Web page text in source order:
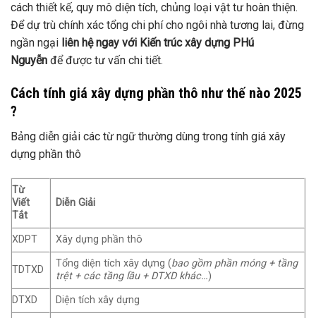
cách thiết kế, quy mô diện tích, chủng loại vật tư hoàn thiện.
Để dự trù chính xác tổng chi phí cho ngôi nhà tương lai, đừng
ngần ngại liên hệ ngay với Kiến trúc xây dựng PHú
Nguyễn để được tư vấn chi tiết.
Cách tính giá xây dựng phần thô như thế nào 2025
?
Bảng diễn giải các từ ngữ thường dùng trong tính giá xây
dựng phần thô
Từ
Viết
Tắt
Diễn Giải
XDPT Xây dựng phần thô
TDTXD
Tổng diện tích xây dựng (bao gồm phần móng + tầng
trệt + các tầng lầu + DTXD khác…)
DTXD
Diện tích xây dựng